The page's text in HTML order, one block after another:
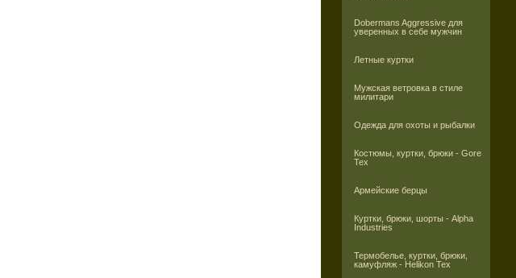
Dobermans Aggressive для
уверенных в себе мужчин
Летные куртки
Мужская ветровка в стиле
милитари
Одежда для охоты и рыбалки
Костюмы, куртки, брюки - Gore
Tex
Армейские берцы
Куртки, брюки, шорты - Alpha
Industries
Термобелье, куртки, брюки,
камуфляж - Helikon Tex